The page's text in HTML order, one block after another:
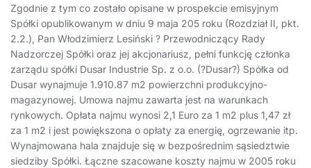
Zgodnie z tym co zostało opisane w prospekcie emisyjnym
Spółki opublikowanym w dniu 9 maja 205 roku (Rozdział II, pkt.
2.2.), Pan Włodzimierz Lesiński ? Przewodniczący Rady
Nadzorczej Spółki oraz jej akcjonariusz, pełni funkcję członka
zarządu spółki Dusar Industrie Sp. z o.o. (?Dusar?) Spółka od
Dusar wynajmuje 1.910.87 m2 powierzchni produkcyjno-
magazynowej. Umowa najmu zawarta jest na warunkach
rynkowych. Opłata najmu wynosi 2,1 Euro za 1 m2 plus 1,47 zł
za 1 m2 i jest powiększona o opłaty za energię, ogrzewanie itp.
Wynajmowana hala znajduje się w bezpośrednim sąsiedztwie
siedziby Spółki. Łączne szacowane koszty najmu w 2005 roku